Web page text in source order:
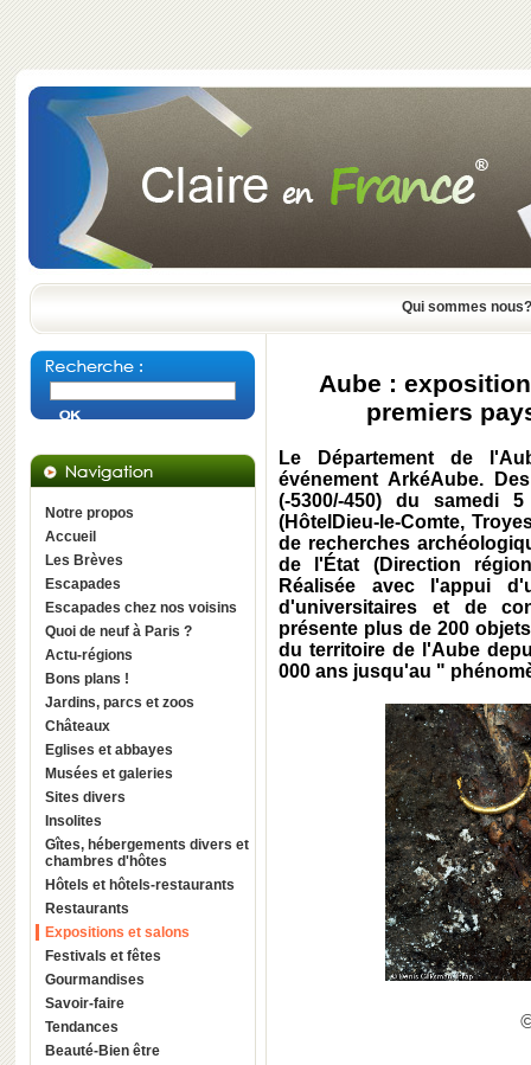
Qui sommes nous?
Notre propos
Accueil
Les Brèves
Escapades
Escapades chez nos voisins
Quoi de neuf à Paris ?
Actu-régions
Bons plans !
Jardins, parcs et zoos
Châteaux
Eglises et abbayes
Musées et galeries
Sites divers
Insolites
Gîtes, hébergements divers et
chambres d'hôtes
Hôtels et hôtels-restaurants
Restaurants
Expositions et salons
Festivals et fêtes
Gourmandises
Savoir-faire
Tendances
Beauté-Bien être
Aube :
premiers
Le Département de
événement ArkéAube.
(-5300/-450) du samedi
(HôtelDieu-le-Comte,
de recherches
de l'État (Direction
Réalisée avec l'appui
d'universitaires et de
présente plus de 200
du territoire de l'Aube
000 ans jusqu'au "